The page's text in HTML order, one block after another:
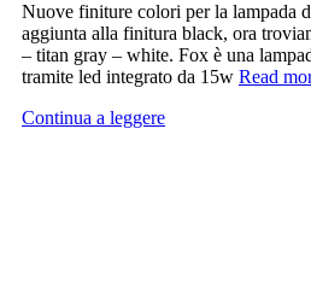
Nuove finiture colori per la lampada
aggiunta alla finitura black, ora
– titan gray – white. Fox è una
tramite led integrato da 15w Read
Continua a leggere